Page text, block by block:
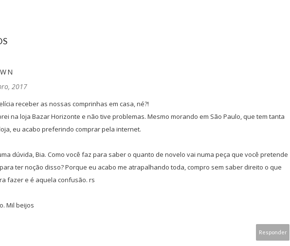
2017
receber as nossas comprinhas em casa, né?!
na loja Bazar Horizonte e não tive problemas. Mesmo morando em São Paulo, que tem tanta
eu acabo preferindo comprar pela internet.
dúvida, Bia. Como você faz para saber o quanto de novelo vai numa peça que você pretende
ter noção disso? Porque eu acabo me atrapalhando toda, compro sem saber direito o que
fazer e é aquela confusão. rs
Mil beijos
Responder